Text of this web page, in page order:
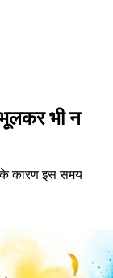
भी न
के कारण इस समय